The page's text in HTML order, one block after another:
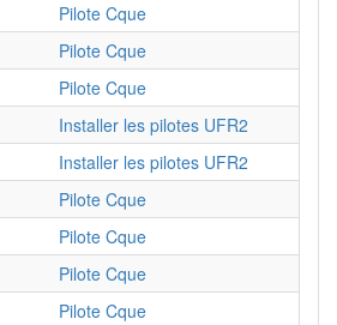
Pilote Cque
Pilote Cque
Pilote Cque
Installer les pilotes UFR2
Installer les pilotes UFR2
Pilote Cque
Pilote Cque
Pilote Cque
Pilote Cque